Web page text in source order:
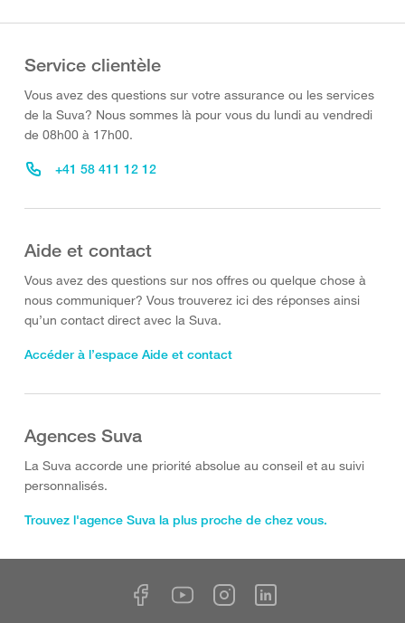
Service clientèle
Vous avez des questions sur votre assurance ou les services
de la Suva? Nous sommes là pour vous du lundi au vendredi
de 08h00 à 17h00.
+41 58 411 12 12
Aide et contact
Vous avez des questions sur nos offres ou quelque chose à
nous communiquer? Vous trouverez ici des réponses ainsi
qu’un contact direct avec la Suva.
Accéder à l’espace Aide et contact
Agences Suva
La Suva accorde une priorité absolue au conseil et au suivi
personnalisés.
Trouvez l'agence Suva la plus proche de chez vous.